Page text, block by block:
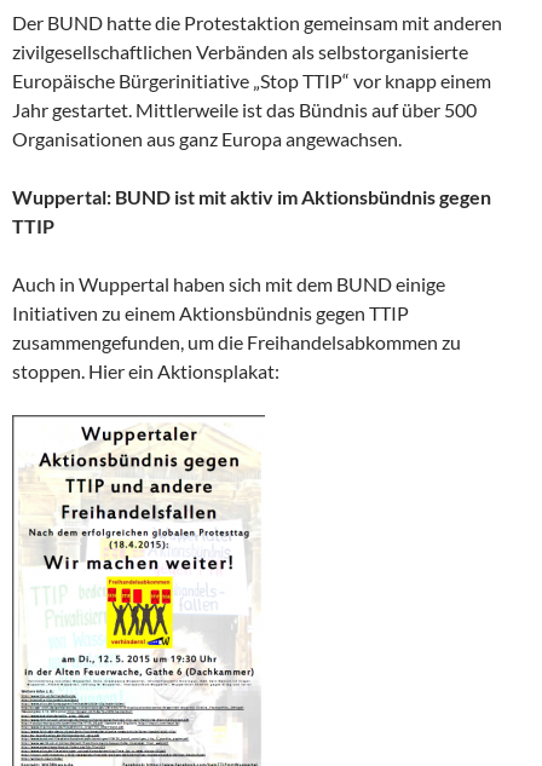
Der BUND hatte die Protestaktion gemeinsam mit anderen
zivilgesellschaftlichen Verbänden als selbstorganisierte
Europäische Bürgerinitiative „Stop TTIP“ vor knapp einem
Jahr gestartet. Mittlerweile ist das Bündnis auf über 500
Organisationen aus ganz Europa angewachsen.
Wuppertal: BUND ist mit aktiv im Aktionsbündnis gegen
TTIP
Auch in Wuppertal haben sich mit dem BUND einige
Initiativen zu einem Aktionsbündnis gegen TTIP
zusammengefunden, um die Freihandelsabkommen zu
stoppen. Hier ein Aktionsplakat: